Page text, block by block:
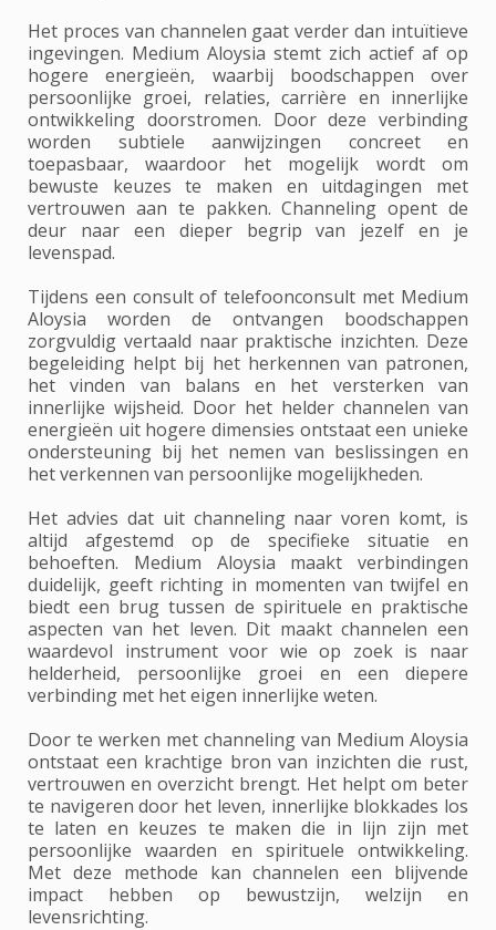
Het proces van channelen gaat verder dan intuïtieve
ingevingen. Medium Aloysia stemt zich actief af op
hogere energieën, waarbij boodschappen over
persoonlijke groei, relaties, carrière en innerlijke
ontwikkeling doorstromen. Door deze verbinding
worden subtiele aanwijzingen concreet en
toepasbaar, waardoor het mogelijk wordt om
bewuste keuzes te maken en uitdagingen met
vertrouwen aan te pakken. Channeling opent de
deur naar een dieper begrip van jezelf en je
levenspad.
Tijdens een consult of telefoonconsult met Medium
Aloysia worden de ontvangen boodschappen
zorgvuldig vertaald naar praktische inzichten. Deze
begeleiding helpt bij het herkennen van patronen,
het vinden van balans en het versterken van
innerlijke wijsheid. Door het helder channelen van
energieën uit hogere dimensies ontstaat een unieke
ondersteuning bij het nemen van beslissingen en
het verkennen van persoonlijke mogelijkheden.
Het advies dat uit channeling naar voren komt, is
altijd afgestemd op de specifieke situatie en
behoeften. Medium Aloysia maakt verbindingen
duidelijk, geeft richting in momenten van twijfel en
biedt een brug tussen de spirituele en praktische
aspecten van het leven. Dit maakt channelen een
waardevol instrument voor wie op zoek is naar
helderheid, persoonlijke groei en een diepere
verbinding met het eigen innerlijke weten.
Door te werken met channeling van Medium Aloysia
ontstaat een krachtige bron van inzichten die rust,
vertrouwen en overzicht brengt. Het helpt om beter
te navigeren door het leven, innerlijke blokkades los
te laten en keuzes te maken die in lijn zijn met
persoonlijke waarden en spirituele ontwikkeling.
Met deze methode kan channelen een blijvende
impact hebben op bewustzijn, welzijn en
levensrichting.